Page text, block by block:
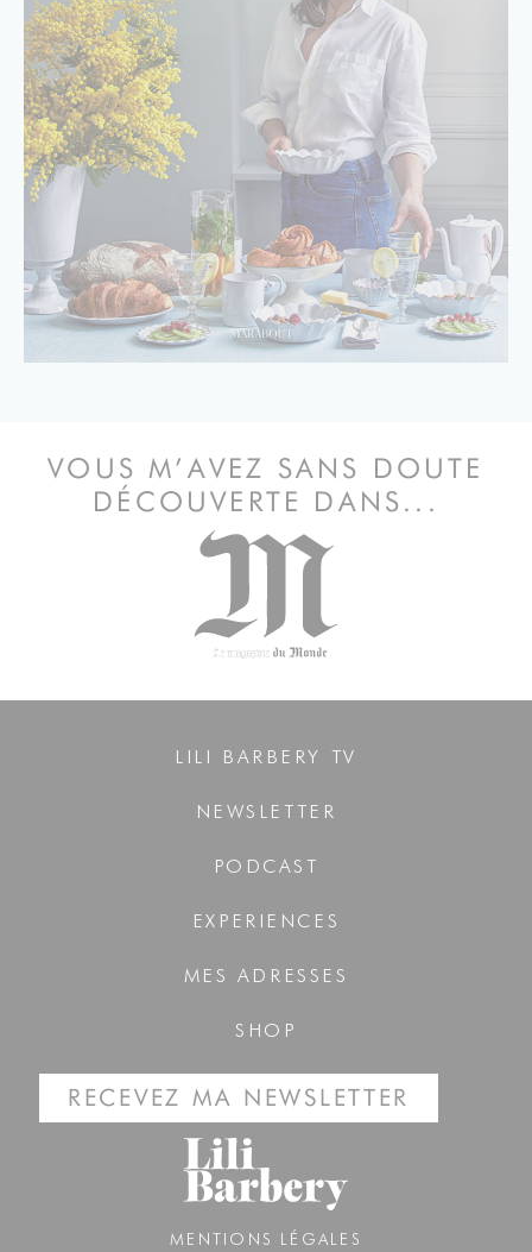
VOUS M’AVEZ SANS DOUTE
DÉCOUVERTE DANS...
LILI BARBERY TV
NEWSLETTER
PODCAST
EXPERIENCES
MES ADRESSES
SHOP
RECEVEZ MA NEWSLETTER
MENTIONS LÉGALES